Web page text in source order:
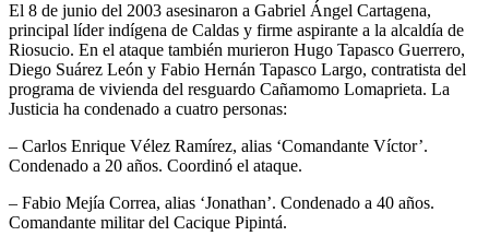
El 8 de junio del 2003 asesinaron a Gabriel Ángel Cartagena,
principal líder indígena de Caldas y firme aspirante a la alcaldía de
Riosucio. En el ataque también murieron Hugo Tapasco Guerrero,
Diego Suárez León y Fabio Hernán Tapasco Largo, contratista del
programa de vivienda del resguardo Cañamomo Lomaprieta. La
Justicia ha condenado a cuatro personas:
– Carlos Enrique Vélez Ramírez, alias ‘Comandante Víctor’.
Condenado a 20 años. Coordinó el ataque.
– Fabio Mejía Correa, alias ‘Jonathan’. Condenado a 40 años.
Comandante militar del Cacique Pipintá.